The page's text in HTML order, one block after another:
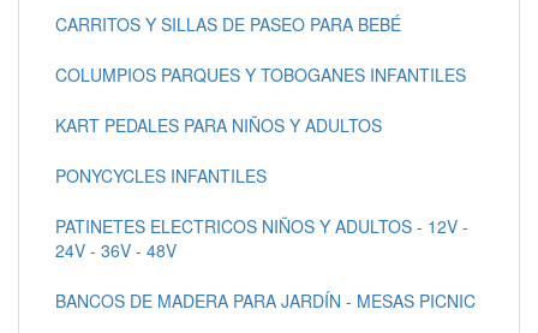
CARRITOS Y SILLAS DE PASEO PARA BEBÉ
COLUMPIOS PARQUES Y TOBOGANES INFANTILES
KART PEDALES PARA NIÑOS Y ADULTOS
PONYCYCLES INFANTILES
PATINETES ELECTRICOS NIÑOS Y ADULTOS - 12V -
24V - 36V - 48V
BANCOS DE MADERA PARA JARDÍN - MESAS PICNIC